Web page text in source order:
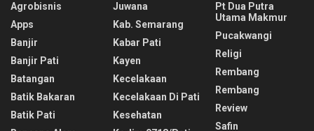
Agrobisnis
Apps
Banjir
Banjir Pati
Batangan
Batik Bakaran
Batik Pati
Juwana
Kab. Semarang
Kabar Pati
Kayen
Kecelakaan
Kecelakaan Di Pati
Kesehatan
Pt Dua Putra
Utama Makmur
Pucakwangi
Religi
Rembang
Rembang
Review
Safin